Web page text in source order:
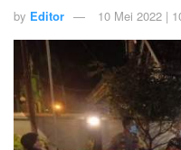
by Editor 10 Mei 2022 |